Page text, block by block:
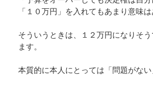
「１０万円」を入れてもあまり意味は
そういうときは、１２万円になりそ
ます。
本質的に本人にとっては「問題がない